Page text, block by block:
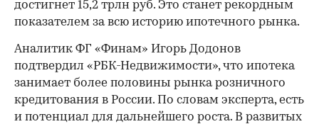
достигнет 15,2 трлн руб. Это станет рекордным
показателем за всю историю ипотечного рынка.
Аналитик ФГ «Финам» Игорь Додонов
подтвердил «РБК-Недвижимости», что ипотека
занимает более половины рынка розничного
кредитования в России. По словам эксперта, есть
и потенциал для дальнейшего роста. В развитых